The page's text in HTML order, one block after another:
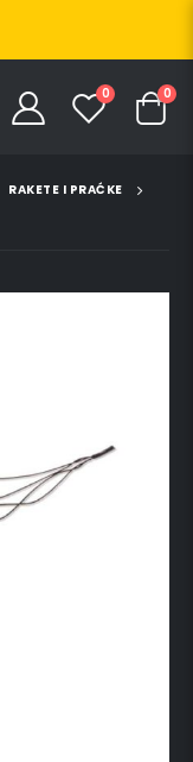
0 0
RAKETE I PRAĆKE